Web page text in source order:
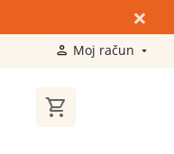
×
Moj račun